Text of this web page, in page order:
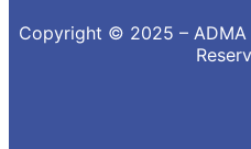
Copyright © 2025 – ADMA